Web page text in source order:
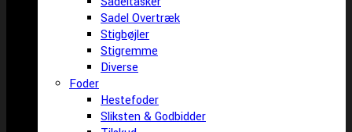
Sadel Overtræk
Stigbøjler
Stigremme
Diverse
Foder
Hestefoder
Sliksten & Godbidder